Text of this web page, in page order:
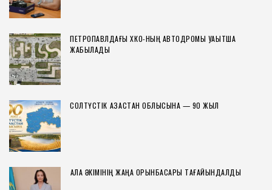
ПЕТРОПАВЛДАҒЫ ХҚКО-НЫҢ АВТОДРОМЫ УАҚЫТША
ЖАБЫЛАДЫ
СОЛТҮСТІК ҚАЗАҚСТАН ОБЛЫСЫНА — 90 ЖЫЛ
ҚАЛА ӘКІМІНІҢ ЖАҢА ОРЫНБАСАРЫ ТАҒАЙЫНДАЛДЫ